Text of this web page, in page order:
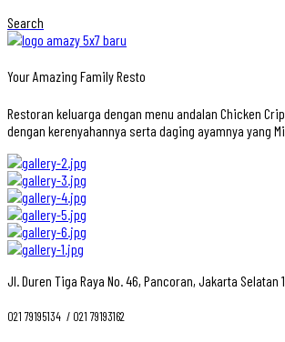
Search
Your Amazing Family Resto
Restoran keluarga dengan menu andalan Chicken
dengan kerenyahannya serta daging ayamnya yang
Jl. Duren Tiga Raya No. 46, Pancoran, Jakarta Selatan
021 79195134 ‎ / 021 79193162